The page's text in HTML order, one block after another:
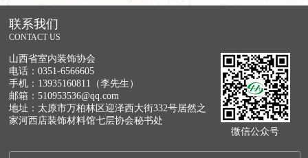
联系我们
CONTACT US
山西省室内装饰协会
电话：0351-6566605
手机：13935160811（李先生）
邮箱：510953536@qq.com
地址：太原市万柏林区迎泽西大街332号居然之
家河西店装饰材料馆七层协会秘书处
微信公众号